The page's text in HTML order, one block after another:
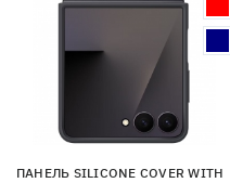
ПАНЕЛЬ SILICONE COVER WITH